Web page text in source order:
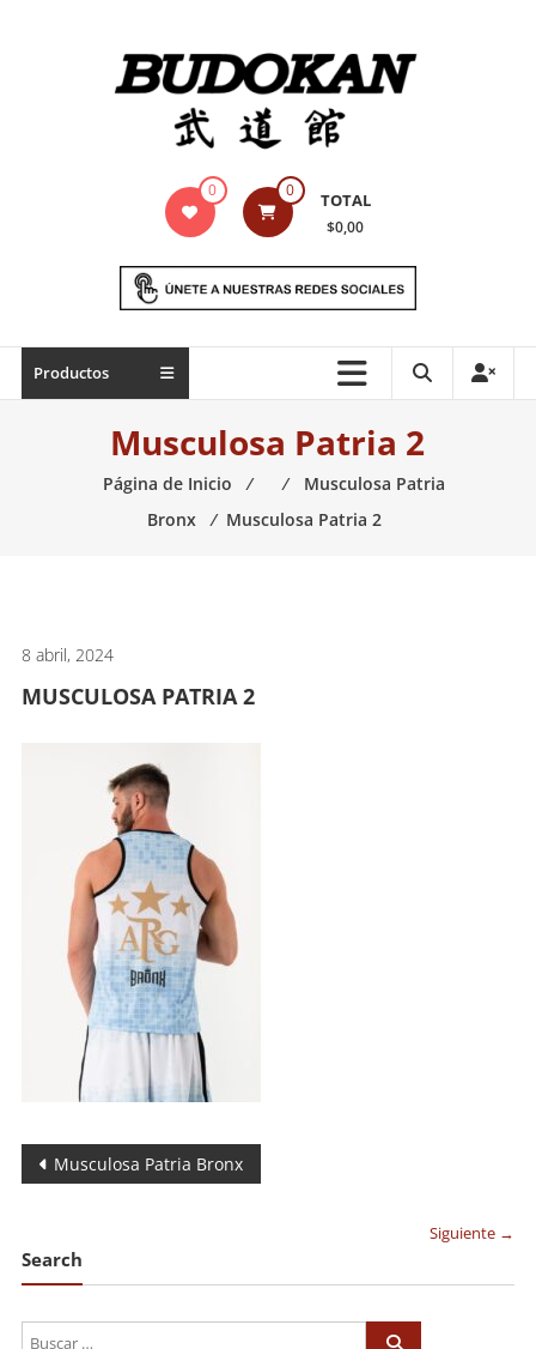
Indumentaria
marciales
Todo
necesario
0 0 TOTAL
$0,00
Productos
Musculosa Patria 2
Página de Inicio ⁄ ⁄
Musculosa Patria
Bronx
⁄ Musculosa Patria 2
8 abril, 2024
MUSCULOSA PATRIA 2
Navegación
entradas
Musculosa Patria Bronx
Siguiente →
Search